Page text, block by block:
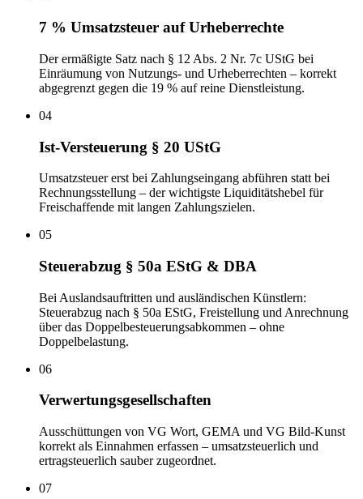
7 % Umsatzsteuer auf Urheberrechte
Der ermäßigte Satz nach § 12 Abs. 2 Nr. 7c UStG bei
Einräumung von Nutzungs- und Urheberrechten – korrekt
abgegrenzt gegen die 19 % auf reine Dienstleistung.
04
Ist-Versteuerung § 20 UStG
Umsatzsteuer erst bei Zahlungseingang abführen statt bei
Rechnungsstellung – der wichtigste Liquiditätshebel für
Freischaffende mit langen Zahlungszielen.
05
Steuerabzug § 50a EStG & DBA
Bei Auslandsauftritten und ausländischen Künstlern:
Steuerabzug nach § 50a EStG, Freistellung und Anrechnung
über das Doppelbesteuerungsabkommen – ohne
Doppelbelastung.
06
Verwertungsgesellschaften
Ausschüttungen von VG Wort, GEMA und VG Bild-Kunst
korrekt als Einnahmen erfassen – umsatzsteuerlich und
ertragsteuerlich sauber zugeordnet.
07